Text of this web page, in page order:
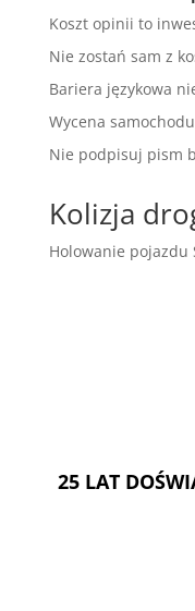
Koszt opinii to
Nie zostań sam z
Bariera językowa
Wycena
Nie podpisuj pism
Kolizja
Holowanie pojazdu
25 LAT